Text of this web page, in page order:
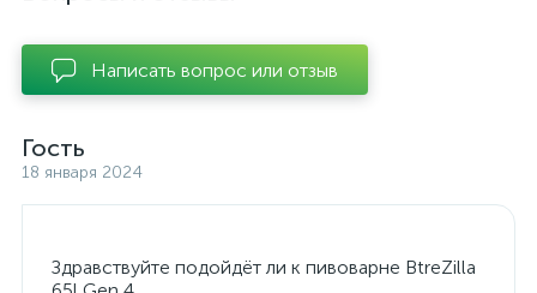
Написать вопрос или отзыв
Гость
18 января 2024
Здравствуйте подойдёт ли к пивоварне BtreZilla